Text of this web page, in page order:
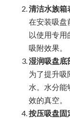
清洁水族箱
在安装吸盘
以使用专用
吸附效果。
湿润吸盘底
为了提升吸
水。水分能
效的真空。
按压吸盘固